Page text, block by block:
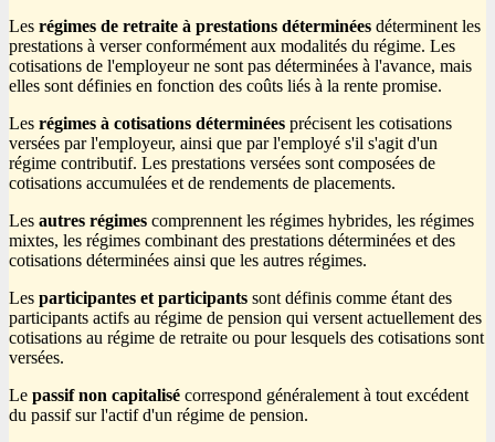
Les régimes de retraite à prestations déterminées déterminent les
prestations à verser conformément aux modalités du régime. Les
cotisations de l'employeur ne sont pas déterminées à l'avance, mais
elles sont définies en fonction des coûts liés à la rente promise.
Les régimes à cotisations déterminées précisent les cotisations
versées par l'employeur, ainsi que par l'employé s'il s'agit d'un
régime contributif. Les prestations versées sont composées de
cotisations accumulées et de rendements de placements.
Les autres régimes comprennent les régimes hybrides, les régimes
mixtes, les régimes combinant des prestations déterminées et des
cotisations déterminées ainsi que les autres régimes.
Les participantes etparticipants sont définis comme étant des
participants actifs au régime de pension qui versent actuellement des
cotisations au régime de retraite ou pour lesquels des cotisations sont
versées.
Le passif non capitalisé correspond généralement à tout excédent
du passif sur l'actif d'un régime de pension.